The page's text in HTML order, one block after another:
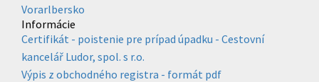
Vorarlbersko
Informácie
Certifikát - poistenie pre prípad úpadku - Cestovní
kancelář Ludor, spol. s r.o.
Výpis z obchodného registra - formát pdf